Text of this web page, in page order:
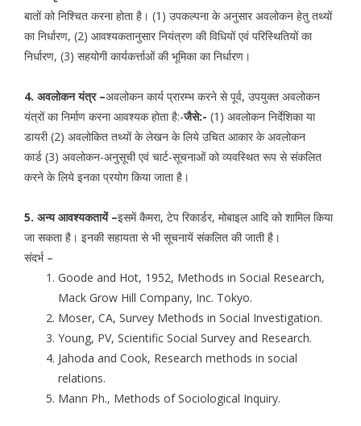
बातों को निश्चित करना होता है। (1) उपकल्पना के अनुसार अवलोकन हेतु तथ्यों
का निर्धारण, (2) आवश्यकतानुसार नियंत्रण की विधियों एवं परिस्थितियों का
निर्धारण, (3) सहयोगी कार्यकर्त्ताओं की भूमिका का निर्धारण।
4. अवलोकन यंत्र –अवलोकन कार्य प्रारम्भ करने से पूर्व, उपयुक्त अवलोकन
यंत्रों का निर्माण करना आवश्यक होता है:-जैसे:- (1) अवलोकन निर्देशिका या
डायरी (2) अवलोकित तथ्यों के लेखन के लिये उचित आकार के अवलोकन
कार्ड (3) अवलोकन-अनुसूची एवं चार्ट-सूचनाओं को व्यवस्थित रूप से संकलित
करने के लिये इनका प्रयोग किया जाता है।
5. अन्य आवश्यकतायें –इसमें कैमरा, टेप रिकार्डर, मोबाइल आदि को शामिल किया
जा सकता है। इनकी सहायता से भी सूचनायें संकलित की जाती है।
संदर्भ –
Goode and Hot, 1952, Methods in Social Research,
Mack Grow Hill Company, Inc. Tokyo.
Moser, CA, Survey Methods in Social Investigation.
Young, PV, Scientific Social Survey and Research.
Jahoda and Cook, Research methods in social
relations.
Mann Ph., Methods of Sociological Inquiry.